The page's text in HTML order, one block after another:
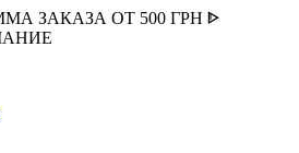
ЗАКАЗА ОТ 500 ГРН ᐈ